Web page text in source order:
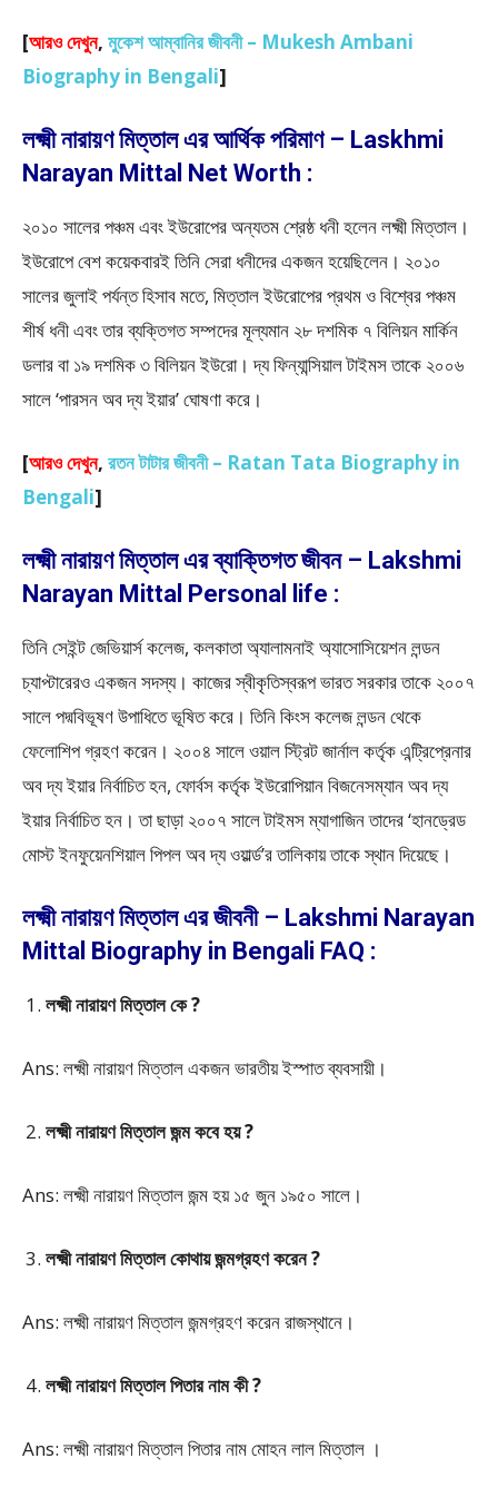
[আরও দেখুন, মুকেশ আম্বানির জীবনী – Mukesh Ambani
Biography in Bengali]
লক্ষ্মী নারায়ণ মিত্তাল এর আর্থিক পরিমাণ – Laskhmi
Narayan Mittal Net Worth :
২০১০ সালের পঞ্চম এবং ইউরোপের অন্যতম শ্রেষ্ঠ ধনী হলেন লক্ষ্মী মিত্তাল।
ইউরোপে বেশ কয়েকবারই তিনি সেরা ধনীদের একজন হয়েছিলেন। ২০১০
সালের জুলাই পর্যন্ত হিসাব মতে, মিত্তাল ইউরোপের প্রথম ও বিশ্বের পঞ্চম
শীর্ষ ধনী এবং তার ব্যক্তিগত সম্পদের মূল্যমান ২৮ দশমিক ৭ বিলিয়ন মার্কিন
ডলার বা ১৯ দশমিক ৩ বিলিয়ন ইউরো। দ্য ফিন্যান্সিয়াল টাইমস তাকে ২০০৬
সালে ‘পারসন অব দ্য ইয়ার’ ঘোষণা করে।
[আরও দেখুন, রতন টাটার জীবনী – Ratan Tata Biography in
Bengali]
লক্ষ্মী নারায়ণ মিত্তাল এর ব্যাক্তিগত জীবন – Lakshmi
Narayan Mittal Personal life :
তিনি সেইন্ট জেভিয়ার্স কলেজ, কলকাতা অ্যালামনাই অ্যাসোসিয়েশন লন্ডন
চ্যাপ্টারেরও একজন সদস্য। কাজের স্বীকৃতিস্বরূপ ভারত সরকার তাকে ২০০৭
সালে পদ্মবিভূষণ উপাধিতে ভূষিত করে। তিনি কিংস কলেজ লন্ডন থেকে
ফেলোশিপ গ্রহণ করেন। ২০০৪ সালে ওয়াল স্ট্রিট জার্নাল কর্তৃক এন্ট্রিপ্রেনার
অব দ্য ইয়ার নির্বাচিত হন, ফোর্বস কর্তৃক ইউরোপিয়ান বিজনেসম্যান অব দ্য
ইয়ার নির্বাচিত হন। তা ছাড়া ২০০৭ সালে টাইমস ম্যাগাজিন তাদের ‘হানড্রেড
মোস্ট ইনফুয়েনশিয়াল পিপল অব দ্য ওয়ার্ল্ড’র তালিকায় তাকে স্থান দিয়েছে।
লক্ষ্মী নারায়ণ মিত্তাল এর জীবনী – Lakshmi Narayan
Mittal Biography in Bengali FAQ :
লক্ষ্মী নারায়ণ মিত্তাল কে ?
Ans: লক্ষ্মী নারায়ণ মিত্তাল একজন ভারতীয় ইস্পাত ব্যবসায়ী।
লক্ষ্মী নারায়ণ মিত্তাল জন্ম কবে হয় ?
Ans: লক্ষ্মী নারায়ণ মিত্তাল জন্ম হয় ১৫ জুন ১৯৫০ সালে।
লক্ষ্মী নারায়ণ মিত্তাল কোথায় জন্মগ্রহণ করেন ?
Ans: লক্ষ্মী নারায়ণ মিত্তাল জন্মগ্রহণ করেন রাজস্থানে।
লক্ষ্মী নারায়ণ মিত্তাল পিতার নাম কী ?
Ans: লক্ষ্মী নারায়ণ মিত্তাল পিতার নাম মোহন লাল মিত্তাল ।